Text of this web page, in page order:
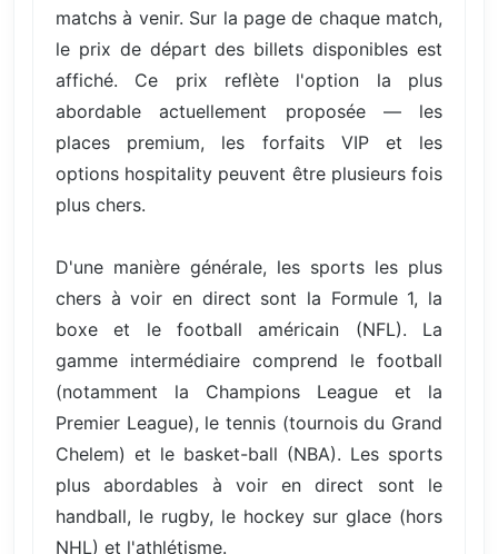
matchs à venir. Sur la page de chaque match,
le prix de départ des billets disponibles est
affiché. Ce prix reflète l'option la plus
abordable actuellement proposée — les
places premium, les forfaits VIP et les
options hospitality peuvent être plusieurs fois
plus chers.
D'une manière générale, les sports les plus
chers à voir en direct sont la Formule 1, la
boxe et le football américain (NFL). La
gamme intermédiaire comprend le football
(notamment la Champions League et la
Premier League), le tennis (tournois du Grand
Chelem) et le basket-ball (NBA). Les sports
plus abordables à voir en direct sont le
handball, le rugby, le hockey sur glace (hors
NHL) et l'athlétisme.